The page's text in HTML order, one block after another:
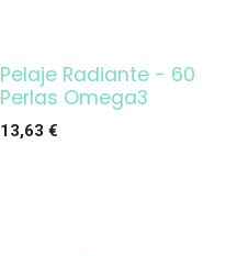
Pelaje Radiante - 60
Perlas Omega3
13,63 €